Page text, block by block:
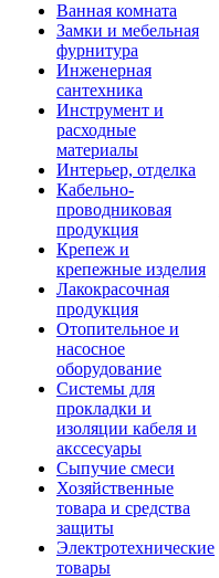
Ванная комната
Замки и мебельная
фурнитура
Инженерная
сантехника
Инструмент и
расходные
материалы
Интерьер, отделка
Кабельно-
проводниковая
продукция
Крепеж и
крепежные изделия
Лакокрасочная
продукция
Отопительное и
насосное
оборудование
Системы для
прокладки и
изоляции кабеля и
акссесуары
Сыпучие смеси
Хозяйственные
товара и средства
защиты
Электротехнические
товары